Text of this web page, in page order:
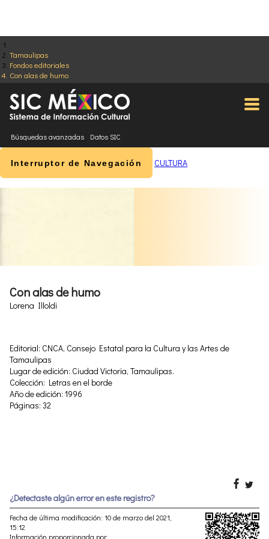
Tamaulipas
Fondos editoriales
Con alas de humo
Búsquedas avanzadas Datos SIC
Interruptor de Navegación CULTURA
Con alas de humo
Lorena Illoldi
Editorial: CNCA, Consejo Estatal para la Cultura y las Artes de
Tamaulipas
Lugar de edición: Ciudad Victoria, Tamaulipas.
Colección: Letras en el borde
Año de edición: 1996
Páginas: 32
¿Detectaste algún error en este registro?
Fecha de última modificación: 10 de marzo del 2021,
15:12
Información proporcionada por: